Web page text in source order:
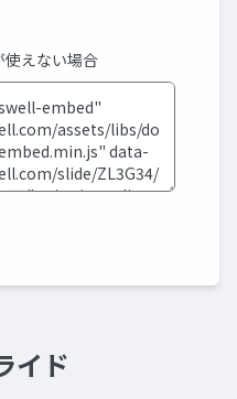
使えない場合
イド